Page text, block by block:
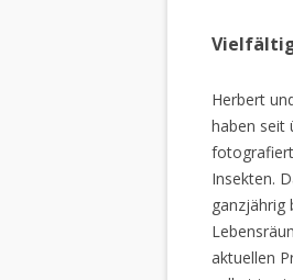
Herbert
haben seit
Insekten.
ganzjährig
aktuellen